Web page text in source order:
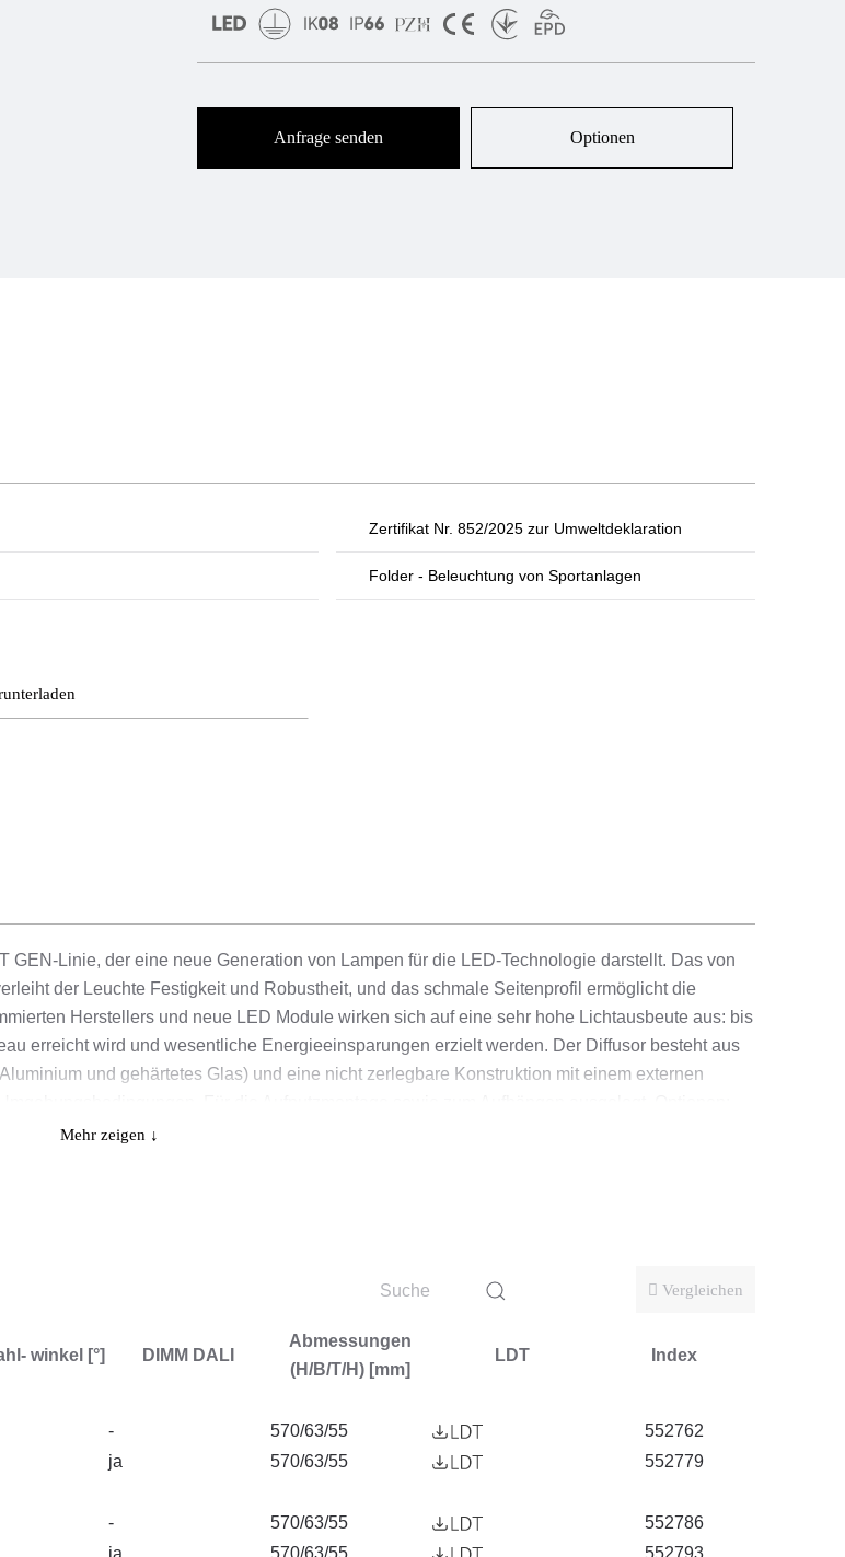
Anfrage senden Optionen
Zertifikat Nr. 852/2025 zur Umweltdeklaration
Folder - Beleuchtung von Sportanlagen
GEN-Linie, der eine neue Generation von Lampen für die LED-Technologie darstellt. Das von
der Leuchte Festigkeit und Robustheit, und das schmale Seitenprofil ermöglicht die
Herstellers und neue LED Module wirken sich auf eine sehr hohe Lichtausbeute aus: bis
erreicht wird und wesentliche Energieeinsparungen erzielt werden. Der Diffusor besteht aus
und gehärtetes Glas) und eine nicht zerlegbare Konstruktion mit einem externen
Anforderungen an Staub- und Wasserdichtigkeit konzipiert. Die Leuchte wird besonders
(insbesondere in der Lebensmittel-, Pharma- und Kosmetikindustrie)
Mehr zeigen ↓
Vergleichen
winkel [°] DIMM DALI
Abmessungen
(H/B/T/H) [mm]
LDT Index
- 570/63/55
552762
ja 570/63/55
552779
- 570/63/55
552786
ja 570/63/55 552793